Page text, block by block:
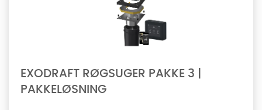
EXODRAFT RØGSUGER PAKKE 3 |
PAKKELØSNING